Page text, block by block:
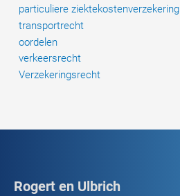
particuliere ziektekostenverzekering
transportrecht
oordelen
verkeersrecht
Verzekeringsrecht
Rogert en Ulbrich